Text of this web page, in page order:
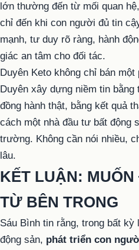
lớn thường đến từ mối quan
chỉ đến khi con người đủ tin
mạnh, tư duy rõ ràng, hành
giác an tâm cho đối tác.
Duyên Keto không chỉ bán
Duyên xây dựng niềm tin
đồng hành thật, bằng kết quả
cách một nhà đầu tư bất động
trường. Không cần nói nhiều,
lâu.
KẾT LUẬN:
TỪ BÊN TRONG
Sáu Bình tin rằng, trong bất
động sản, phát triển con